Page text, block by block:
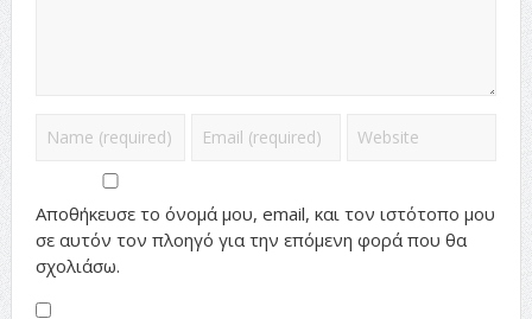
Αποθήκευσε το όνομά μου, email, και τον ιστότοπο μου
σε αυτόν τον πλοηγό για την επόμενη φορά που θα
σχολιάσω.